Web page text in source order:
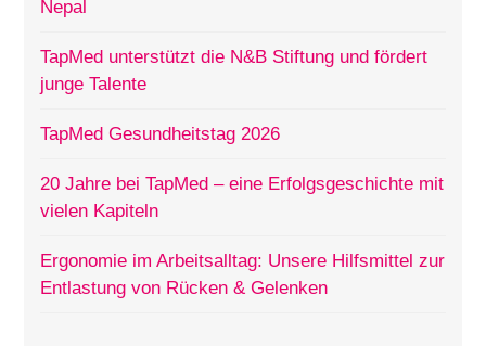
Nepal
TapMed unterstützt die N&B Stiftung und fördert
junge Talente
TapMed Gesundheitstag 2026
20 Jahre bei TapMed – eine Erfolgsgeschichte mit
vielen Kapiteln
Ergonomie im Arbeitsalltag: Unsere Hilfsmittel zur
Entlastung von Rücken & Gelenken